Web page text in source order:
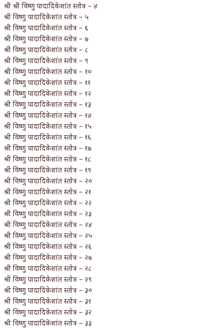
श्री श्री विष्णु पादादिकेशांत स्तोत्र – ४
श्री विष्णु पादादिकेशांत स्तोत्र – ५
श्री विष्णु पादादिकेशांत स्तोत्र – ६
श्री विष्णु पादादिकेशांत स्तोत्र – ७
श्री विष्णु पादादिकेशांत स्तोत्र – ८
श्री विष्णु पादादिकेशांत स्तोत्र – ९
श्री विष्णु पादादिकेशांत स्तोत्र – १०
श्री विष्णु पादादिकेशांत स्तोत्र – ११
श्री विष्णु पादादिकेशांत स्तोत्र – १२
श्री विष्णु पादादिकेशांत स्तोत्र – १३
श्री विष्णु पादादिकेशांत स्तोत्र – १४
श्री विष्णु पादादिकेशांत स्तोत्र – १५
श्री विष्णु पादादिकेशांत स्तोत्र – १६
श्री विष्णु पादादिकेशांत स्तोत्र – १७
श्री विष्णु पादादिकेशांत स्तोत्र – १८
श्री विष्णु पादादिकेशांत स्तोत्र – १९
श्री विष्णु पादादिकेशांत स्तोत्र – २०
श्री विष्णु पादादिकेशांत स्तोत्र – २१
श्री विष्णु पादादिकेशांत स्तोत्र – २२
श्री विष्णु पादादिकेशांत स्तोत्र – २३
श्री विष्णु पादादिकेशांत स्तोत्र – २४
श्री विष्णु पादादिकेशांत स्तोत्र – २५
श्री विष्णु पादादिकेशांत स्तोत्र – २६
श्री विष्णु पादादिकेशांत स्तोत्र – २७
श्री विष्णु पादादिकेशांत स्तोत्र – २८
श्री विष्णु पादादिकेशांत स्तोत्र – २९
श्री विष्णु पादादिकेशांत स्तोत्र – ३०
श्री विष्णु पादादिकेशांत स्तोत्र – ३१
श्री विष्णु पादादिकेशांत स्तोत्र – ३२
श्री विष्णु पादादिकेशांत स्तोत्र – ३३